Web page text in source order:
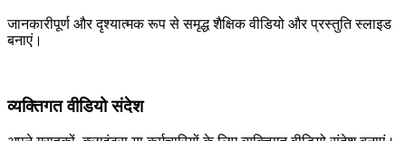
जानकारीपूर्ण और दृश्यात्मक रूप से समृद्ध शैक्षिक वीडियो और प्रस्तुति स्लाइड
बनाएं।
व्यक्तिगत वीडियो संदेश